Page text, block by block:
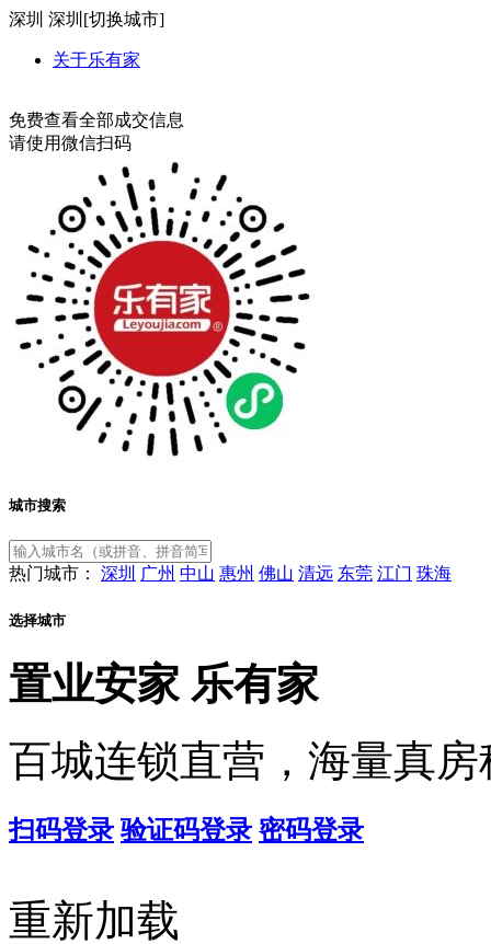
深圳 深圳[切换城市]
关于乐有家
免费查看全部成交信息
请使用微信扫码
城市搜索
热门城市： 深圳 广州 中山 惠州 佛山 清远 东莞 江门 珠海
选择城市
置业安家 乐有家
百城连锁直营，海量真房
扫码登录 验证码登录 密码登录
重新加载